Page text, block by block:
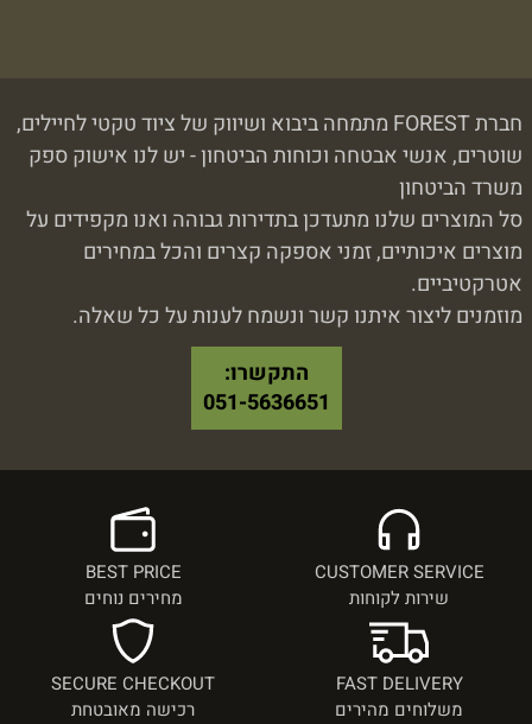
חברת FOREST מתמחה ביבוא ושיווק של ציוד טקטי לחיילים,
שוטרים, אנשי אבטחה וכוחות הביטחון - יש לנו אישוק ספק
משרד הביטחון
סל המוצרים שלנו מתעדכן בתדירות גבוהה ואנו מקפידים על
מוצרים איכותיים, זמני אספקה קצרים והכל במחירים
אטרקטיביים.
מוזמנים ליצור איתנו קשר ונשמח לענות על כל שאלה.
התקשרו:
051-5636651
CUSTOMER SERVICE
שירות לקוחות
BEST PRICE
מחירים נוחים
FAST DELIVERY
משלוחים מהירים
SECURE CHECKOUT
רכישה מאובטחת